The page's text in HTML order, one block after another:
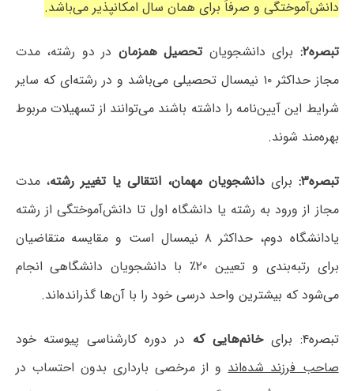
دانش‌آموختگی و صرفاً برای همان سال امکانپذیر می‌باشد.
تبصره۲: برای دانشجویانتحصیل همزمان در دو رشته، مدت
مجاز حداکثر ۱۰ نیمسال تحصیلی می‌باشد و در رشته‌ای که سایر
شرایط این آیین‌نامه را داشته باشند می‌توانند از تسهیلات مربوط
بهره‌مند شوند.
تبصره۳: برایدانشجویان مهمان، انتقالی یا تغییر رشته، مدت
مجاز از ورود به رشته یا دانشگاه اول تا دانش‌آموختگی از رشته
یادانشگاه دوم، حداکثر ۸ نیمسال است و مقایسه متقاضیان
برای رتبه‌بندی و تعیین ۲۰٪ با دانشجویان دانشگاهی انجام
می‌شود که بیشترین واحد درسی خود را با آن‌ها گذرانده‌اند.
تبصره۴: برای خانم‌هایی که در دوره کارشناسی پیوسته خود
صاحب فرزند شده‌اندو از مرخصی بارداری بدون احتساب در